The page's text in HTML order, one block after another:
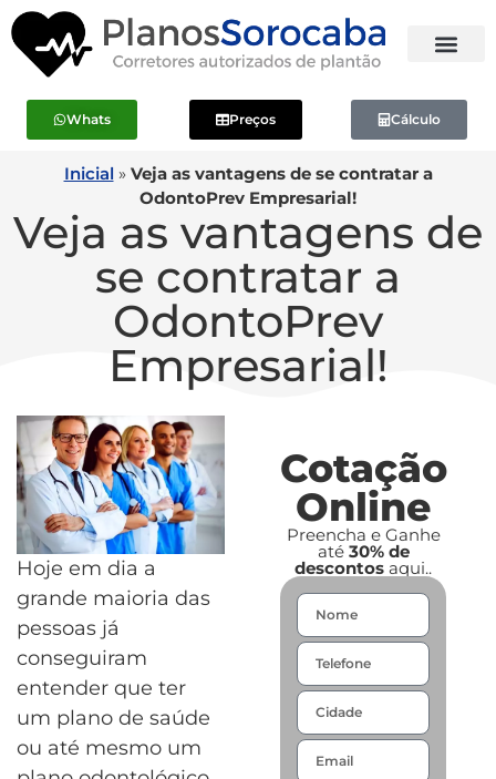
Whats Preços Cálculo
Inicial» Veja as vantagens de se contratar a
OdontoPrev Empresarial!
Veja as vantagens de
se contratar a
OdontoPrev
Empresarial!
Hoje em dia a
grande maioria das
pessoas já
conseguiram
entender que ter
um plano de saúde
ou até mesmo um
Cotação
Online
Preencha e Ganhe
até 30% de
descontos aqui..